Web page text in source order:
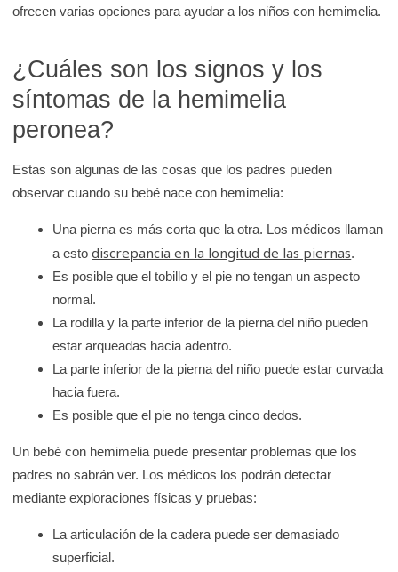
H
a
l
t
h
ofrecen varias opciones para ayudar a los niños con hemimelia.
¿Cuáles son los signos y los
síntomas de la hemimelia
peronea?
Estas son algunas de las cosas que los padres pueden
observar cuando su bebé nace con hemimelia:
Una pierna es más corta que la otra. Los médicos llaman
a estodiscrepancia en la longitud de las piernas.
Es posible que el tobillo y el pie no tengan un aspecto
normal.
La rodilla y la parte inferior de la pierna del niño pueden
estar arqueadas hacia adentro.
La parte inferior de la pierna del niño puede estar curvada
hacia fuera.
Es posible que el pie no tenga cinco dedos.
Un bebé con hemimelia puede presentar problemas que los
padres no sabrán ver. Los médicos los podrán detectar
mediante exploraciones físicas y pruebas:
La articulación de la cadera puede ser demasiado
superficial.